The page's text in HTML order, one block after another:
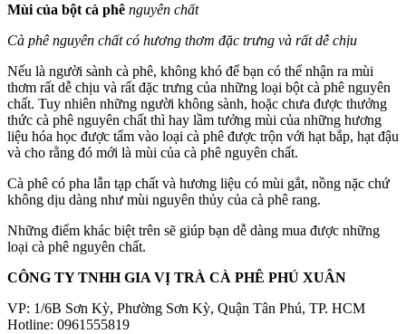
Mùi của bột cà phê nguyên chất
Cà phê nguyên chất có hương thơm đặc trưng và rất dễ chịu
Nếu là người sành cà phê, không khó để bạn có thể nhận ra mùi
thơm rất dễ chịu và rất đặc trưng của những loại bột cà phê nguyên
chất. Tuy nhiên những người không sành, hoặc chưa được thưởng
thức cà phê nguyên chất thì hay lầm tưởng mùi của những hương
liệu hóa học được tẩm vào loại cà phê được trộn với hạt bắp, hạt đậu
và cho rằng đó mới là mùi của cà phê nguyên chất.
Cà phê có pha lẫn tạp chất và hương liệu có mùi gắt, nồng nặc chứ
không dịu dàng như mùi nguyên thủy của cà phê rang.
Những điểm khác biệt trên sẽ giúp bạn dễ dàng mua được những
loại cà phê nguyên chất.
CÔNG TY TNHH GIA VỊ TRÀ CÀ PHÊ PHÚ XUÂN
VP: 1/6B Sơn Kỳ, Phường Sơn Kỳ, Quận Tân Phú, TP. HCM
Hotline: 0961555819